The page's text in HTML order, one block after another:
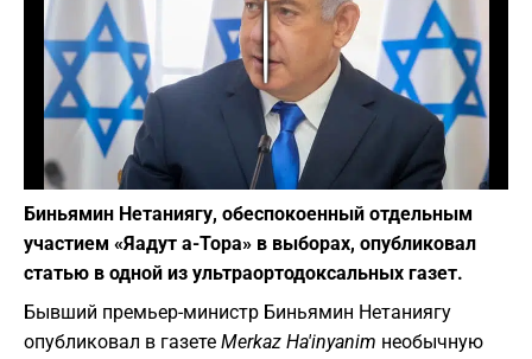
Play
Фото: Marc Israel Sellem/POOL
Биньямин Нетаниягу, обеспокоенный отдельным
участием «Яадут а-Тора» в выборах, опубликовал
статью в одной из ультраортодоксальных газет.
Бывший премьер-министр Биньямин Нетаниягу
опубликовал в газете Merkaz Ha'inyanim необычную